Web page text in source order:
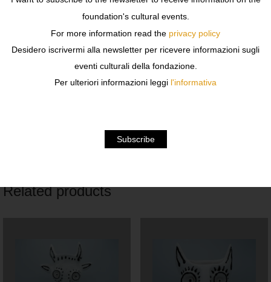
retro è applicata una spilla con cui è possibile fissare il
gioiello sulla giacca. Il pendente può essere utilizzato
anche come collier, e dispone di un nastro di cotone.
Marchio : Maison Martin Margiela
Related products
foundation's cultural events.
For more information read the privacy policy
Desidero iscrivermi alla newsletter per ricevere informazioni sugli
eventi culturali della fondazione.
Per ulteriori informazioni leggi l'informativa